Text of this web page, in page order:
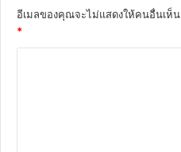
อีเมลของคุณจะไม่แสดงให้คนอื่นเห็น
*